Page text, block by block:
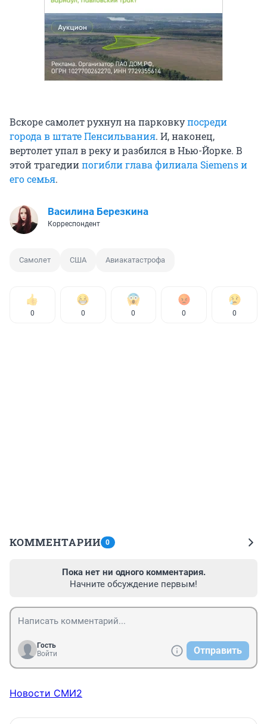
Вскоре самолет рухнул на парковкупосреди
города в штате Пенсильвания. И, наконец,
вертолет упал в реку и разбился в Нью-Йорке. В
этой трагедиипогибли глава филиала Siemens и
его семья.
Василина Березкина
Корреспондент
Самолет США Авиакатастрофа
0 0 0 0 0
КОММЕНТАРИИ 0
Пока нет ни одного комментария.
Начните обсуждение первым!
Гость
Войти
Отправить
Новости СМИ2